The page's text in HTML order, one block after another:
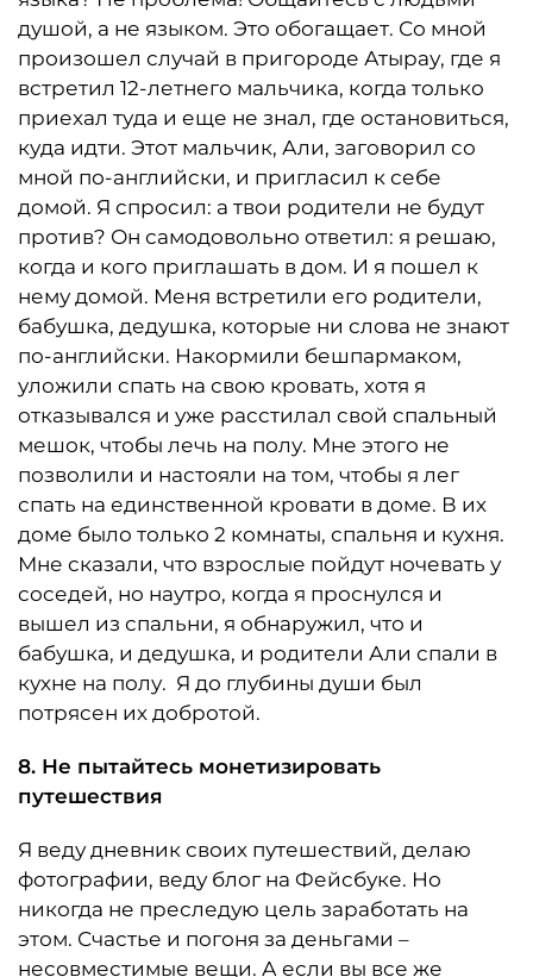
душой, а не языком. Это обогащает. Со мной
произошел случай в пригороде Атырау, где я
встретил 12-летнего мальчика, когда только
приехал туда и еще не знал, где остановиться,
куда идти. Этот мальчик, Али, заговорил со
мной по-английски, и пригласил к себе
домой. Я спросил: а твои родители не будут
против? Он самодовольно ответил: я решаю,
когда и кого приглашать в дом. И я пошел к
нему домой. Меня встретили его родители,
бабушка, дедушка, которые ни слова не знают
по-английски. Накормили бешпармаком,
уложили спать на свою кровать, хотя я
отказывался и уже расстилал свой спальный
мешок, чтобы лечь на полу. Мне этого не
позволили и настояли на том, чтобы я лег
спать на единственной кровати в доме. В их
доме было только 2 комнаты, спальня и кухня.
Мне сказали, что взрослые пойдут ночевать у
соседей, но наутро, когда я проснулся и
вышел из спальни, я обнаружил, что и
бабушка, и дедушка, и родители Али спали в
кухне на полу. Я до глубины души был
потрясен их добротой.
8. Не пытайтесь монетизировать
путешествия
Я веду дневник своих путешествий, делаю
фотографии, веду блог на Фейсбуке. Но
никогда не преследую цель заработать на
этом. Счастье и погоня за деньгами –
несовместимые вещи. А если вы все же